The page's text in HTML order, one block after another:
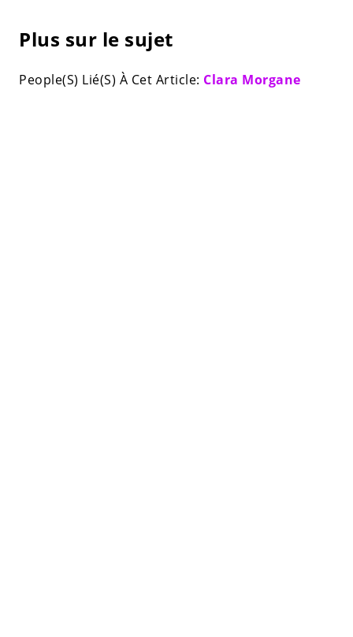
Plus sur le sujet
People(S) Lié(S) À Cet Article: Clara Morgane